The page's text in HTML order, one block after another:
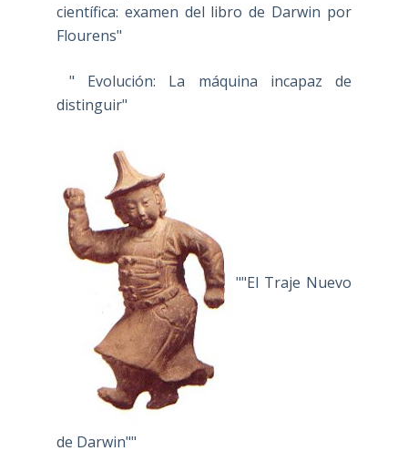
científica: examen del libro de Darwin por
Flourens"
" Evolución: La máquina incapaz de
distinguir"
""El Traje Nuevo
de Darwin""